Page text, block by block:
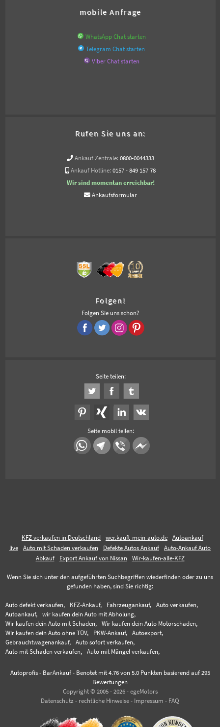
mobile Anfrage
WhatsApp Chat starten
Telegram Chat starten
Viber Chat starten
Rufen Sie uns an:
Ankauf Zentrale: 0800-0044333
Ankauf Hotline: 0157 - 849 157 78
Wir sind momentan erreichbar!
Ankaufsformular
Folgen!
Folgen Sie uns schon?
Seite teilen:
Seite mobil teilen:
KFZ verkaufen in Deutschland wer.kauft-mein-auto.de
Autoankauf
live
Auto mit Schaden verkaufen Defekte Autos Ankauf
Auto-Ankauf Auto
Abkauf
Export Ankauf von Nissan Wir-kaufen-alle-KFZ
Wenn Sie sich unter den aufgeführten Suchbegriffen wiederfinden oder zu uns
gefunden haben, sind Sie richtig:
Auto defekt verkaufen, KFZ-Ankauf, Fahrzeugankauf,
Auto verkaufen,
Autoankauf,
wir kaufen dein Auto mit Abholung,
Wir kaufen dein Auto mit Schaden,
Wir kaufen dein Auto Motorschaden,
Wir kaufen dein Auto ohne TÜV,
PKW-Ankauf,
Autoexport,
Gebrauchtwagenankauf,
Auto sofort verkaufen,
Auto mit Schaden verkaufen,
Auto mit Mängel verkaufen,
Autoprofis - BarAnkauf- Benotet mit 4.76von 5.0 Punkten basierend auf 295
Bewertungen
Copyright © 2005 - 2026 - egeMotors
Datenschutz - rechtliche Hinweise - Impressum - FAQ